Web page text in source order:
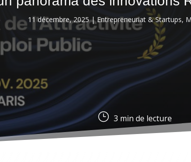
11 décembre, 2025|Entrepreneuriat & Startups,
} 3 min de lecture